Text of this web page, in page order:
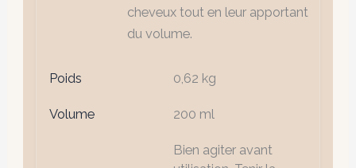
cheveux tout en leur apportant
du volume.
Poids 0,62 kg
Volume 200 ml
Bien agiter avant